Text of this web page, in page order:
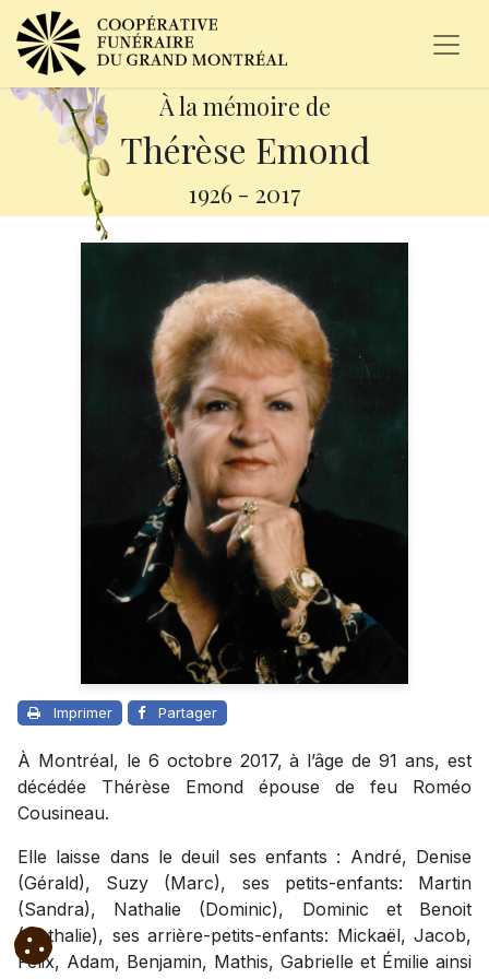
À la mémoire de
Thérèse Emond
1926 - 2017
Imprimer Partager
À Montréal, le 6 octobre 2017, à l’âge de 91 ans, est
décédée Thérèse Emond épouse de feu Roméo
Cousineau.
Elle laisse dans le deuil ses enfants : André, Denise
(Gérald), Suzy (Marc), ses petits-enfants: Martin
(Sandra), Nathalie (Dominic), Dominic et Benoit
(Nathalie), ses arrière-petits-enfants: Mickaël, Jacob,
Félix, Adam, Benjamin, Mathis, Gabrielle et Émilie ainsi